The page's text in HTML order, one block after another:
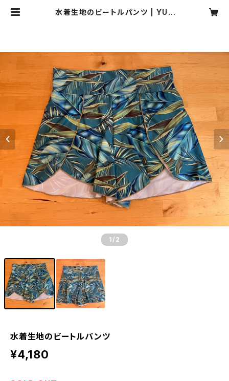
水着生地のビートルパンツ | YUK
1 /2
水着生地のビートルパンツ
¥4,180